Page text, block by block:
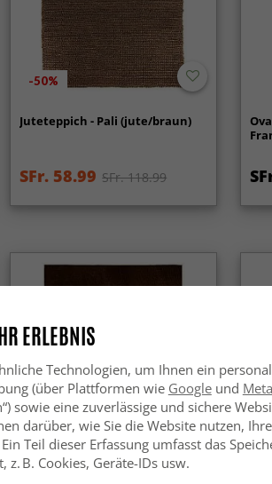
-50%
Juteteppich - Pali (jute/braun)
SFr. 58.99 SFr. 118.99
ERLEBNIS
Technologien, um Ihnen ein
(über Plattformen wie Googleund Meta
sowie eine zuverlässige und sichere
darüber, wie Sie die Website nutzen,
Teil dieser Erfassung umfasst das
B. Cookies, Geräte-IDs usw.